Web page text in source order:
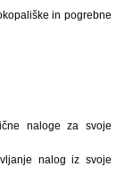
in pogrebne
naloge za svoje
nalog iz svoje